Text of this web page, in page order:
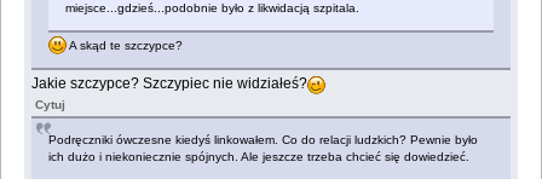
miejsce...gdzieś...podobnie było z likwidacją szpitala.
A skąd te szczypce?
Jakie szczypce? Szczypiec nie widziałeś?
Cytuj
Podręczniki ówczesne kiedyś linkowałem. Co do relacji ludzkich? Pewnie było
ich dużo i niekoniecznie spójnych. Ale jeszcze trzeba chcieć się dowiedzieć.